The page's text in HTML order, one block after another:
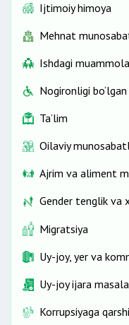
Ijtimoiy himoya
Mehnat
Ishdagi
Nogironligi
Ta’lim
Oilaviy
Ajrim va aliment
Gender tenglik va
Migratsiya
Uy-joy, yer va
Uy-joy ijara
Korrupsiyaga